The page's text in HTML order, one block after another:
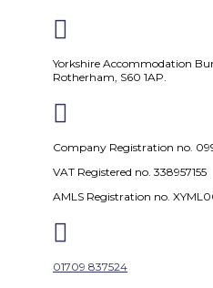

Yorkshire Accommodation
Rotherham, S60 1AP.

Company Registration no.
VAT Registered no. 338957155
AMLS Registration no.

01709 837524